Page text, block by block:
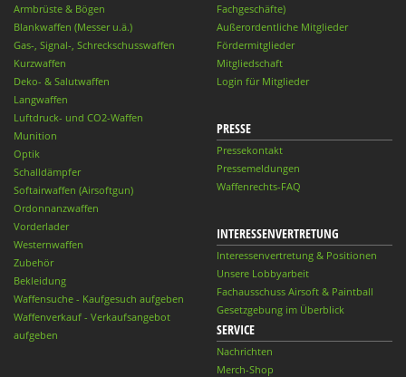
Armbrüste & Bögen
Blankwaffen (Messer u.ä.)
Gas-, Signal-, Schreckschusswaffen
Kurzwaffen
Deko- & Salutwaffen
Langwaffen
Luftdruck- und CO2-Waffen
Munition
Optik
Schalldämpfer
Softairwaffen (Airsoftgun)
Ordonnanzwaffen
Vorderlader
Westernwaffen
Zubehör
Bekleidung
Waffensuche - Kaufgesuch aufgeben
Waffenverkauf - Verkaufsangebot
aufgeben
Fachgeschäfte)
Außerordentliche Mitglieder
Fördermitglieder
Mitgliedschaft
Login für Mitglieder
PRESSE
Pressekontakt
Pressemeldungen
Waffenrechts-FAQ
INTERESSENVERTRETUNG
Interessenvertretung & Positionen
Unsere Lobbyarbeit
Fachausschuss Airsoft & Paintball
Gesetzgebung im Überblick
SERVICE
Nachrichten
Merch-Shop